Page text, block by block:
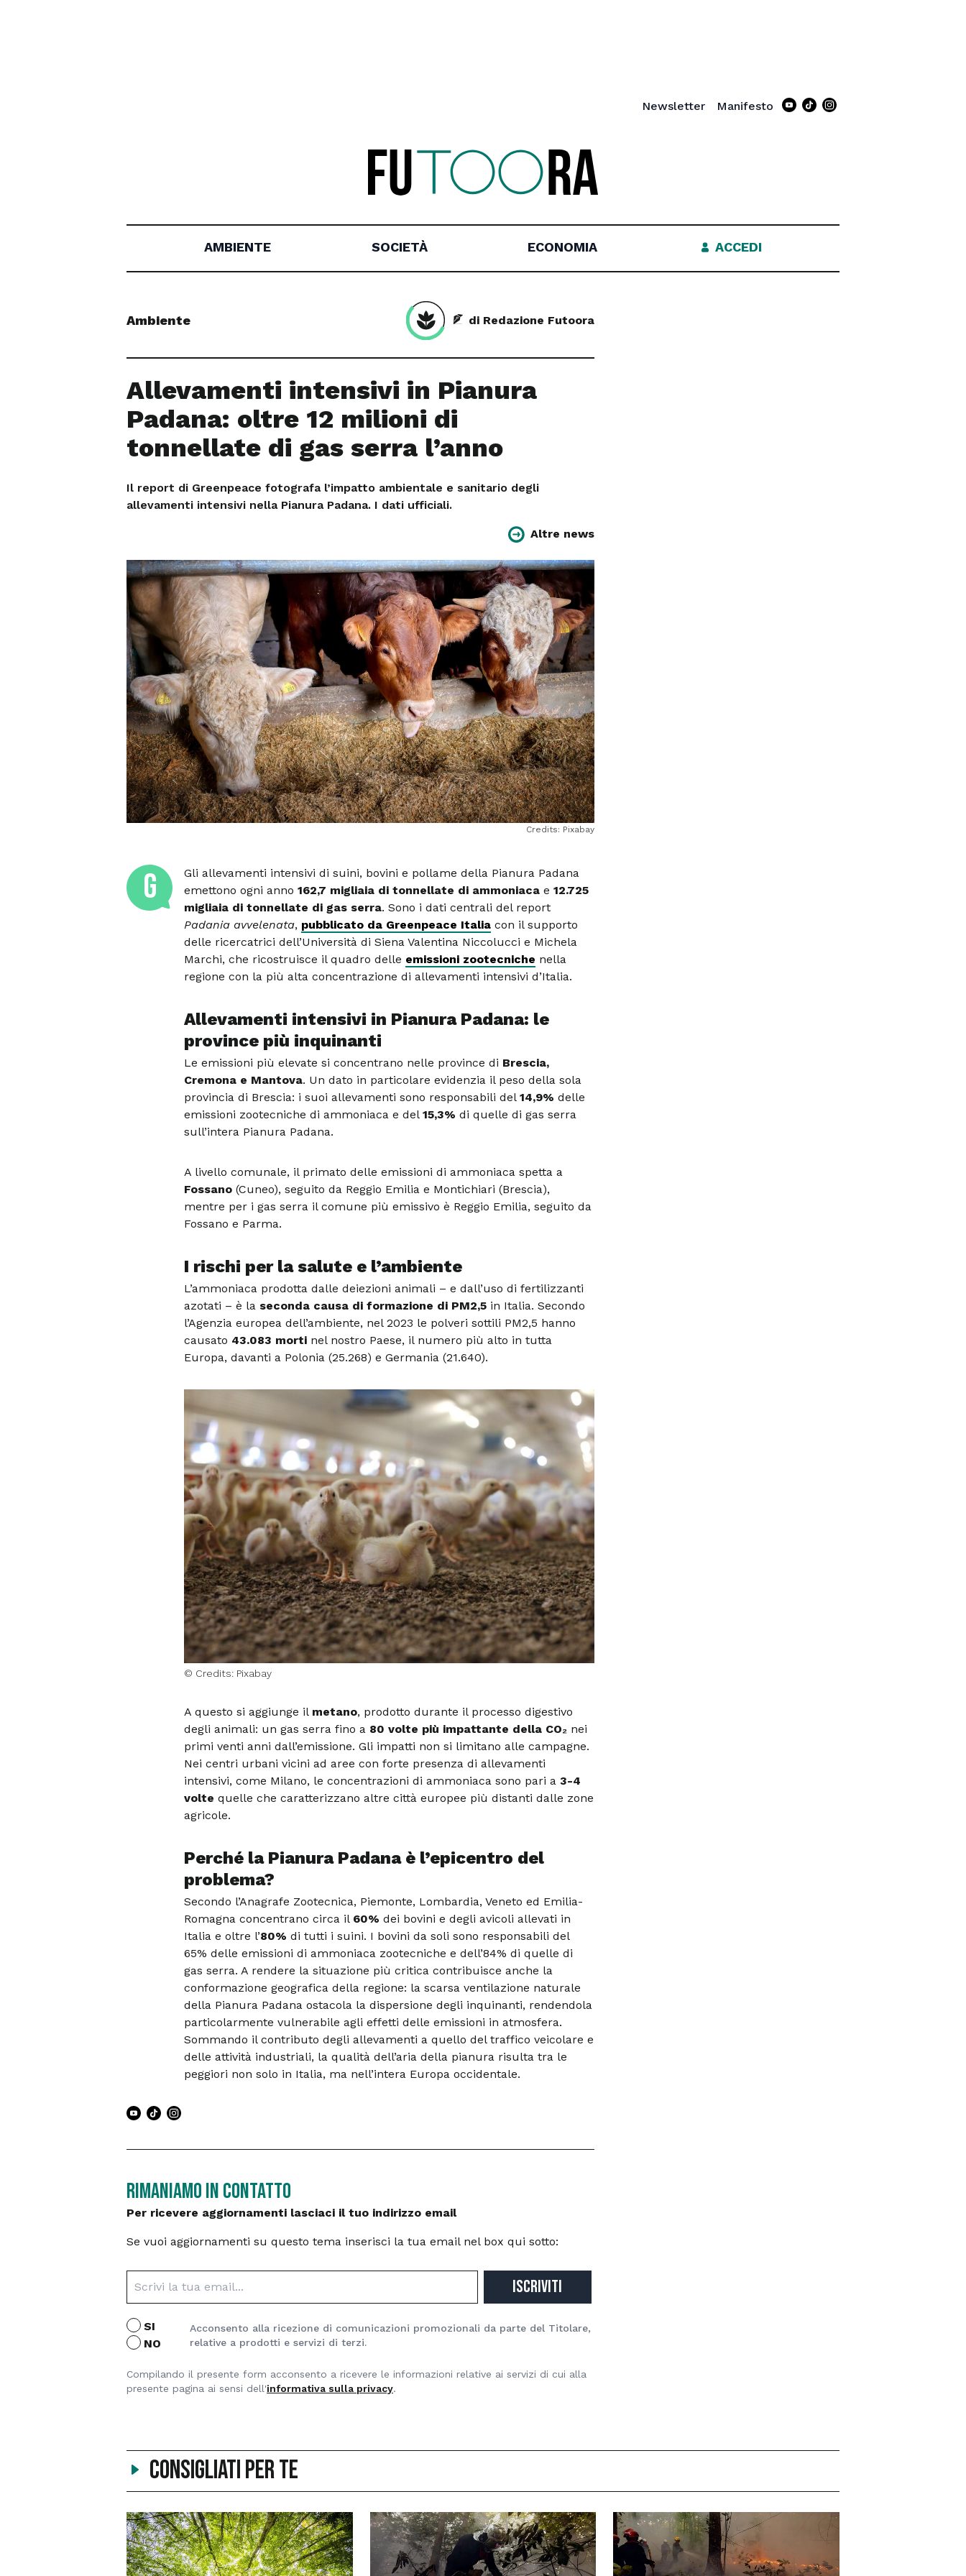
Newsletter
Manifesto
AMBIENTE SOCIETÀ ECONOMIA ACCEDI
Ambiente di Redazione Futoora
Allevamenti intensivi in Pianura
Padana: oltre 12 milioni di
tonnellate di gas serra l’anno
Il report di Greenpeace fotografa l’impatto ambientale e sanitario degli
allevamenti intensivi nella Pianura Padana. I dati ufficiali.
Altre news
Credits: Pixabay
G
Gli allevamenti intensivi di suini, bovini e pollame della Pianura Padana
emettono ogni anno 162,7 migliaia di tonnellate di ammoniaca e 12.725
migliaia di tonnellate di gas serra. Sono i dati centrali del report
Padania avvelenata, pubblicato da Greenpeace Italia con il supporto
delle ricercatrici dell’Università di Siena Valentina Niccolucci e Michela
Marchi, che ricostruisce il quadro delle emissioni zootecniche nella
regione con la più alta concentrazione di allevamenti intensivi d’Italia.
Allevamenti intensivi in Pianura Padana: le
province più inquinanti
Le emissioni più elevate si concentrano nelle province di Brescia,
Cremona e Mantova. Un dato in particolare evidenzia il peso della sola
provincia di Brescia: i suoi allevamenti sono responsabili del 14,9% delle
emissioni zootecniche di ammoniaca e del 15,3% di quelle di gas serra
sull’intera Pianura Padana.
A livello comunale, il primato delle emissioni di ammoniaca spetta a
Fossano (Cuneo), seguito da Reggio Emilia e Montichiari (Brescia),
mentre per i gas serra il comune più emissivo è Reggio Emilia, seguito da
Fossano e Parma.
I rischi per la salute e l’ambiente
L’ammoniaca prodotta dalle deiezioni animali – e dall’uso di fertilizzanti
azotati – è la seconda causa di formazione di PM2,5 in Italia. Secondo
l’Agenzia europea dell’ambiente, nel 2023 le polveri sottili PM2,5 hanno
causato 43.083 morti nel nostro Paese, il numero più alto in tutta
Europa, davanti a Polonia (25.268) e Germania (21.640).
© Credits: Pixabay
A questo si aggiunge il metano, prodotto durante il processo digestivo
degli animali: un gas serra fino a 80 volte più impattante della CO₂ nei
primi venti anni dall’emissione. Gli impatti non si limitano alle campagne.
Nei centri urbani vicini ad aree con forte presenza di allevamenti
intensivi, come Milano, le concentrazioni di ammoniaca sono pari a 3-4
volte quelle che caratterizzano altre città europee più distanti dalle zone
agricole.
Perché la Pianura Padana è l’epicentro del
problema?
Secondo l’Anagrafe Zootecnica, Piemonte, Lombardia, Veneto ed Emilia-
Romagna concentrano circa il 60% dei bovini e degli avicoli allevati in
Italia e oltre l’80% di tutti i suini. I bovini da soli sono responsabili del
65% delle emissioni di ammoniaca zootecniche e dell’84% di quelle di
gas serra. A rendere la situazione più critica contribuisce anche la
conformazione geografica della regione: la scarsa ventilazione naturale
della Pianura Padana ostacola la dispersione degli inquinanti, rendendola
particolarmente vulnerabile agli effetti delle emissioni in atmosfera.
Sommando il contributo degli allevamenti a quello del traffico veicolare e
delle attività industriali, la qualità dell’aria della pianura risulta tra le
peggiori non solo in Italia, ma nell’intera Europa occidentale.
RIMANIAMO IN CONTATTO
Per ricevere aggiornamenti lasciaci il tuo indirizzo email
Se vuoi aggiornamenti su questo tema inserisci la tua email nel box qui sotto:
ISCRIVITI
SI
NO
Acconsento alla ricezione di comunicazioni promozionali da parte del Titolare,
relative a prodotti e servizi di terzi.
Compilando il presente form acconsento a ricevere le informazioni relative ai servizi di cui alla
presente pagina ai sensi dell'informativa sulla privacy.
Consigliati per te